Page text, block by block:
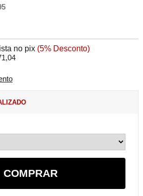
no pix (5% Desconto)
COMPRAR